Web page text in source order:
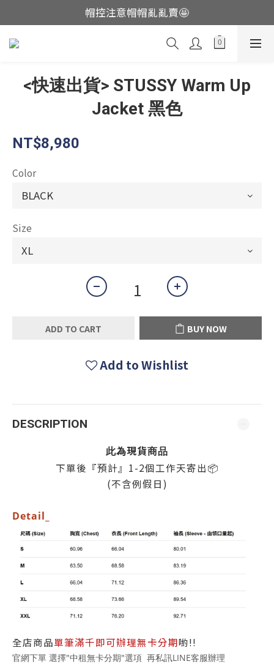
這裡現貨不用等👟
帽控注意帽帽亂亂賣🤩
這裡現貨不用等👟
<快速出貨> STUSSY Warm Up
Jacket 黑色
NT$8,980
Color
Size
ADD TO CART BUY NOW
Add to Wishlist
DESCRIPTION
此為現貨商品
下單後『預計』1-2個工作天寄出📦
(不含例假日)
Detail_
全店商品單筆滿千即可辦理無卡分期喲!!
官網下單 選擇"中租無卡分期"選項 再私訊LINE客服辦理